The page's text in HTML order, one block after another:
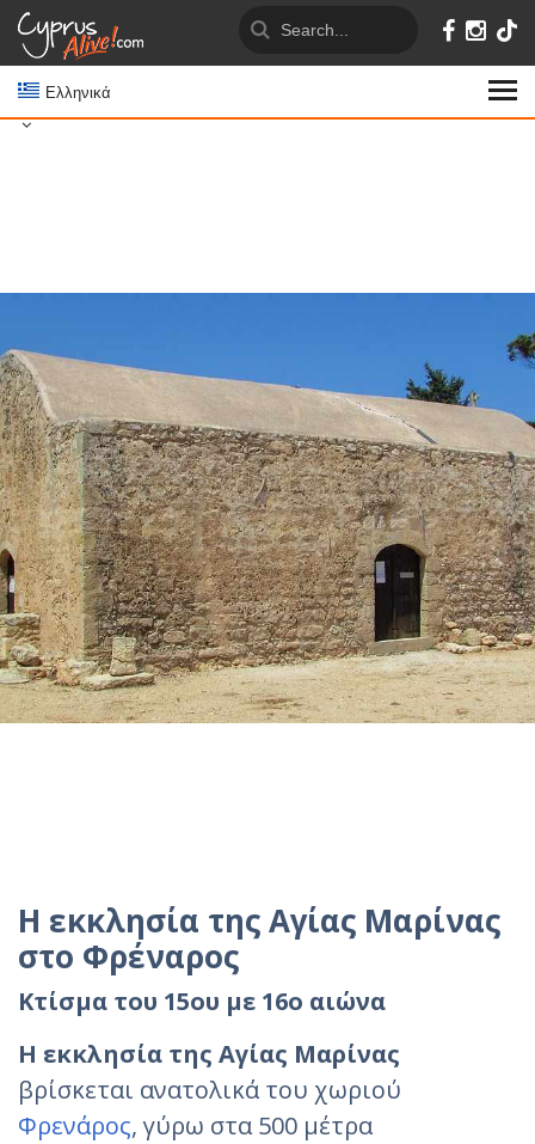
Ελληνικά
Η εκκλησία της Αγίας Μαρίνας
στο Φρέναρος
Κτίσμα του 15ου με 16ο αιώνα
Η εκκλησία της Αγίας Μαρίνας
βρίσκεται ανατολικά του χωριού
Φρενάρος, γύρω στα 500 μέτρα